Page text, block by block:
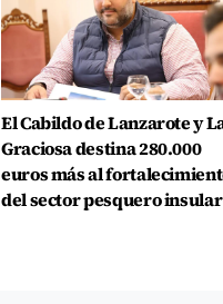
El Cabildo de Lanzarote y
Graciosa destina 280.000
euros más al
del sector pesquero insular